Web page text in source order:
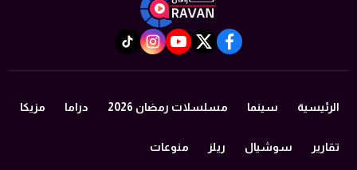
facebook
twitter
youtube
instagram
tiktok
الرئيسية سينما مسلسلات رمضان 2026 دراما مزيكا
تقارير سوشيال ريلز منوعات